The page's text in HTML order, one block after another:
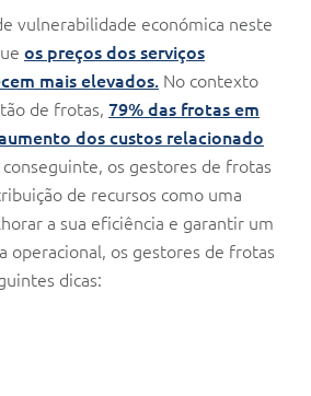
vulnerabilidade económica neste
os preços dos serviços
mais elevados. No contexto
de frotas, 79% das frotas em
dos custos relacionado
conseguinte, os gestores de frotas
de recursos como uma
a sua eficiência e garantir um
operacional, os gestores de frotas
dicas: